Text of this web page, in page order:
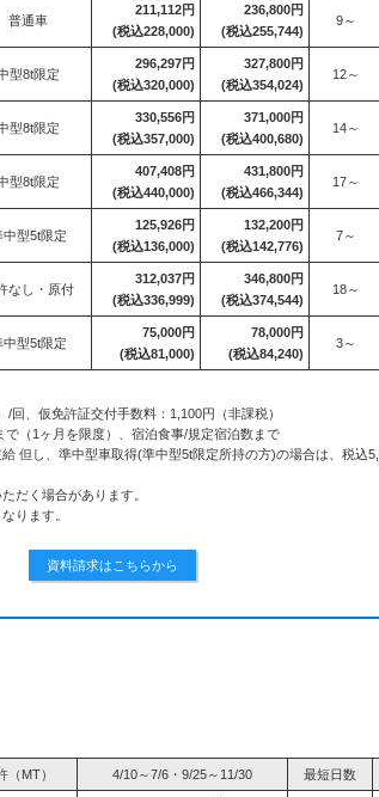
普通車
211,112円
(税込228,000)
236,800円
(税込255,744)
9～
型8t限定
296,297円
(税込320,000)
327,800円
(税込354,024)
12～
型8t限定
330,556円
(税込357,000)
371,000円
(税込400,680)
14～
型8t限定
407,408円
(税込440,000)
431,800円
(税込466,344)
17～
中型5t限定
125,926円
(税込136,000)
132,200円
(税込142,776)
7～
なし・原付
312,037円
(税込336,999)
346,800円
(税込374,544)
18～
中型5t限定
75,000円
(税込81,000)
78,000円
(税込84,240)
3～
、仮免許証交付手数料：1,100円（非課税）
（1ヶ月を限度）、宿泊食事/規定宿泊数まで
給 但し、準中型車取得(準中型5t限定所持の方)の場合は、税込
だく場合があります。
ります。
資料請求はこちらから
（MT） 4/10～7/6・9/25～11/30 最短日数